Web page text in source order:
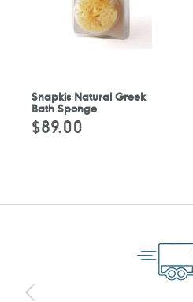
Snapkis Natural Greek
Bath Sponge
定
價
$89.00